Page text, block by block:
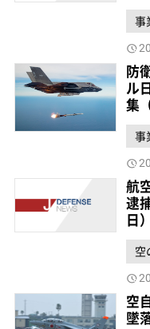
事
防
ル
集
事
航
逮
日）
空
空
墜